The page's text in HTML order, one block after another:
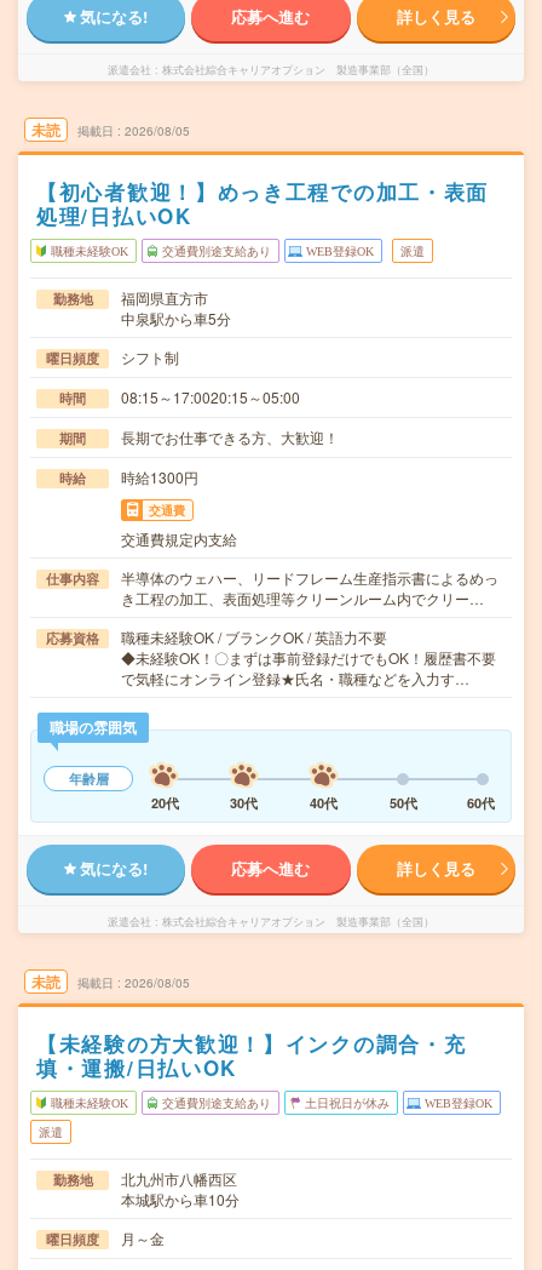
気になる! 応募へ進む 詳しく見る
派遣会社 株式会社綜合キャリアオプション 製造事業部（全国）
未読 掲載日 2026/08/05
【初心者歓迎！】めっき工程での加工・表面
処理/日払いOK
職種未経験OK 交通費別途支給あり WEB登録OK 派遣
勤務地
福岡県直方市
中泉駅から車5分
曜日頻度 シフト制
時間 08:15～17:0020:15～05:00
期間 長期でお仕事できる方、大歓迎！
時給 時給1300円
交通費
交通費規定内支給
仕事内容
半導体のウェハー、リードフレーム生産指示書によるめっ
き工程の加工、表面処理等クリーンルーム内でクリー…
応募資格
職種未経験OK / ブランクOK / 英語力不要
◆未経験OK！〇まずは事前登録だけでもOK！履歴書不要
で気軽にオンライン登録★氏名・職種などを入力す…
職場の雰囲気
年齢層
20代
30代 40代 50代 60代
気になる! 応募へ進む 詳しく見る
派遣会社 株式会社綜合キャリアオプション 製造事業部（全国）
未読 掲載日 2026/08/05
【未経験の方大歓迎！】インクの調合・充
填・運搬/日払いOK
職種未経験OK 交通費別途支給あり 土日祝日が休み WEB登録OK
派遣
勤務地
北九州市八幡西区
本城駅から車10分
曜日頻度 月～金